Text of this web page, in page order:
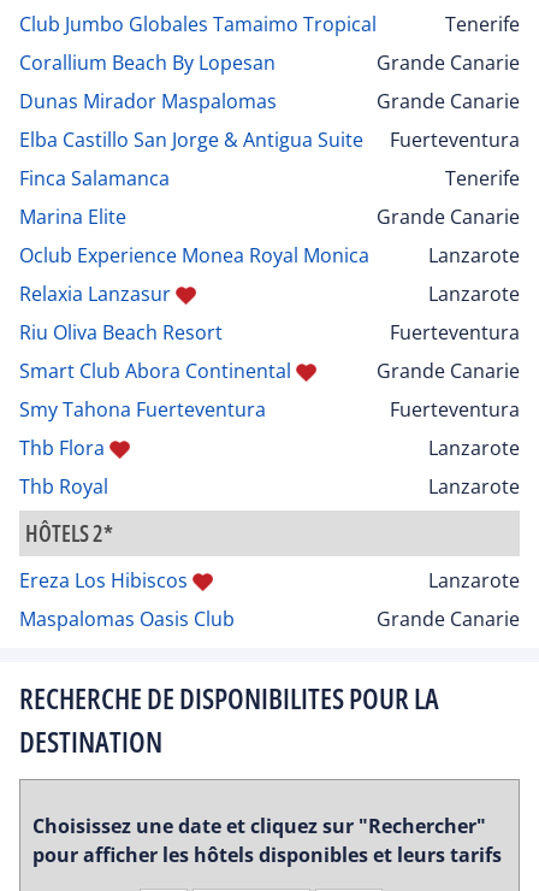
Club Jumbo Globales Tamaimo Tropical
Tenerife
Corallium Beach By Lopesan
Grande Canarie
Dunas Mirador Maspalomas
Grande Canarie
Elba Castillo San Jorge & Antigua Suite
Fuerteventura
Finca Salamanca
Tenerife
Marina Elite
Grande Canarie
Oclub Experience Monea Royal Monica
Lanzarote
Relaxia Lanzasur
Lanzarote
Riu Oliva Beach Resort
Fuerteventura
Smart Club Abora Continental
Grande Canarie
Smy Tahona Fuerteventura
Fuerteventura
Thb Flora
Lanzarote
Thb Royal
Lanzarote
HÔTELS 2*
Ereza Los Hibiscos
Lanzarote
Maspalomas Oasis Club
Grande Canarie
RECHERCHE DE DISPONIBILITES POUR LA
DESTINATION
Choisissez une date et cliquez sur "Rechercher"
pour afficher les hôtels disponibles et leurs tarifs